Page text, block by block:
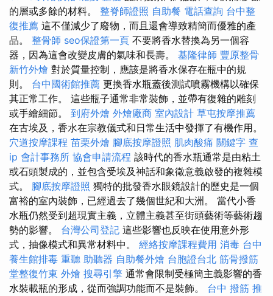
的層或多餘的材料。 整脊師證照 自助餐 電話查詢 台中整
復推薦 這不僅減少了廢物，而且還會導致精簡而優雅的產
品。 整骨師 seo保證第一頁 不要將香水替換為另一個容
器，因為這會改變皮膚的氣味和長壽。 基隆律師 豐原整骨
新竹外燴 對於質量控制，應該是將香水保存在瓶中的規
則。 台中國術館推薦 更換香水瓶蓋後測試噴霧機構以確保
其正常工作。 這些瓶子通常非常裝飾，並帶有復雜的雕刻
或手繪細節。 到府外燴 外燴廠商 室內設計 草屯按摩推薦
在古埃及，香水在宗教儀式和日常生活中發揮了有機作用。
穴道按摩課程 苗栗外燴 腳底按摩證照 肌肉酸痛 關鍵字 查
ip 會計事務所 協會申請流程 該時代的香水瓶通常是由粘土
或石頭製成的，並包含受埃及神話和象徵意義啟發的複雜模
式。 腳底按摩證照 獨特的批發香水眼鏡設計的歷史是一個
富裕的室內裝飾，已經過去了幾個世紀和大洲。 當代小香
水瓶仍然受到超現實主義，立體主義甚至街頭藝術等藝術趨
勢的影響。 台灣公司登記 這些影響也反映在使用意外形
式，抽像模式和異常材料中。 經絡按摩課程費用 消毒 台中
養生館排毒 重聽 助聽器 自助餐外燴 台胞證台北 筋骨撥筋
堂整復竹東 外燴 搜尋引擎 通常會限制受極簡主義影響的香
水裝載瓶的形成，從而強調功能而不是裝飾。 台中 撥筋 推